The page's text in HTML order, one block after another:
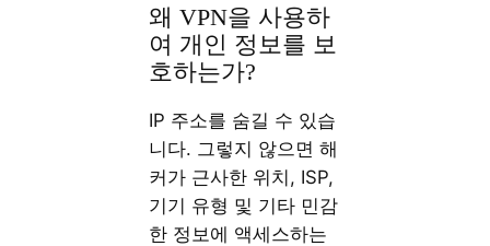
왜 VPN을 사용하
여 개인 정보를 보
호하는가?
IP 주소를 숨길 수 있습
니다. 그렇지 않으면 해
커가 근사한 위치, ISP,
기기 유형 및 기타 민감
한 정보에 액세스하는